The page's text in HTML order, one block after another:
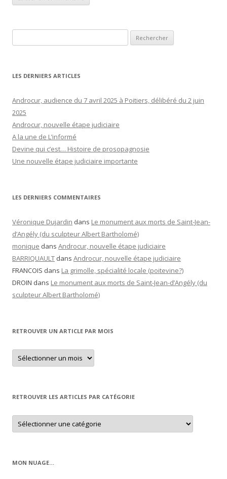
LES DERNIERS ARTICLES
Androcur, audience du 7 avril 2025 à Poitiers, délibéré du 2 juin
2025
Androcur, nouvelle étape judiciaire
A la une de L’informé
Devine qui c’est… Histoire de prosopagnosie
Une nouvelle étape judiciaire importante
LES DERNIERS COMMENTAIRES
Véronique Dujardin dans Le monument aux morts de Saint-Jean-
d’Angély (du sculpteur Albert Bartholomé)
monique dans Androcur, nouvelle étape judiciaire
BARRIQUAULT dans Androcur, nouvelle étape judiciaire
FRANCOIS dans La grimolle, spécialité locale (poitevine?)
DROIN dans Le monument aux morts de Saint-Jean-d’Angély (du
sculpteur Albert Bartholomé)
RETROUVER UN ARTICLE PAR MOIS
Retrouver
un
article
RETROUVER LES ARTICLES PAR CATÉGORIE
Retrouver
les
articles
MON NUAGE…